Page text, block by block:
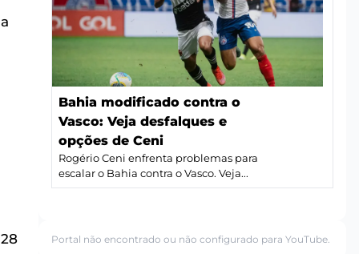
Bahia modificado contra o
Vasco: Veja desfalques e
opções de Ceni
Rogério Ceni enfrenta problemas para
escalar o Bahia contra o Vasco. Veja...
Portal não encontrado ou não configurado para YouTube.